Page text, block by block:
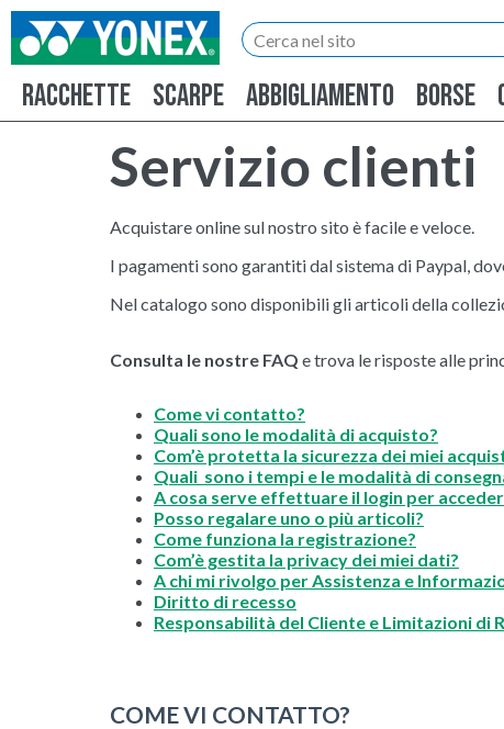
RACCHETTE SCARPE ABBIGLIAMENTO BORSE
Servizio clienti
Acquistare online sul nostro sito è facile e veloce.
I pagamenti sono garantiti dal sistema di Paypal,
Nel catalogo sono disponibili gli articoli della
Consulta le nostre FAQ e trova le risposte alle
Come vi contatto?
Quali sono le modalità di acquisto?
Com’è protetta la sicurezza dei miei
Quali sono i tempi e le modalità di
A cosa serve effettuare il login per
Posso regalare uno o più articoli?
Come funziona la registrazione?
Com’è gestita la privacy dei miei dati?
A chi mi rivolgo per Assistenza e
Diritto di recesso
Responsabilità del Cliente e Limitazioni di
COME VI CONTATTO?